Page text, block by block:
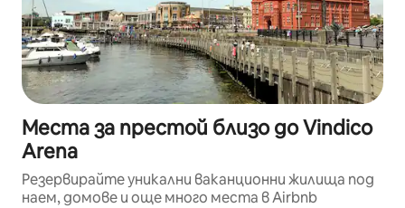
Места за престой близо до Vindico
Arena
Резервирайте уникални ваканционни жилища под
наем, домове и още много места в Airbnb